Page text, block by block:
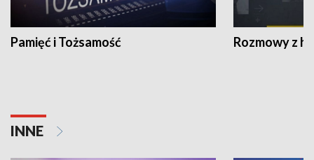
Pamięć i Tożsamość Rozmowy z
INNE